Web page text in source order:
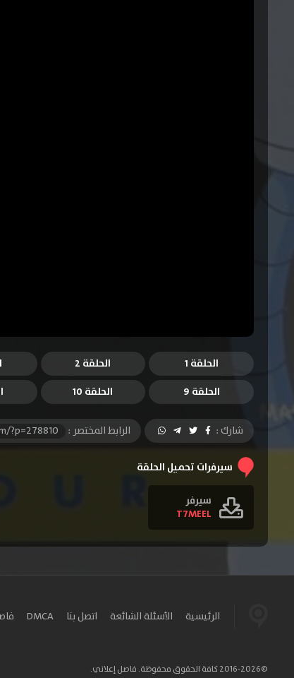
الحلقة 1 الحلقة 2
الحلقة 9
الحلقة 10
شارك : الرابط المختصر : ?p=278810
سيرفرات تحميل الحلقة
سيرفر
T7MEEL
الرئيسية الأسئلة الشائعة اتصل بنا DMCA
©2016-2026 كافة الحقوق محفوظة. فاصل إعلاني.